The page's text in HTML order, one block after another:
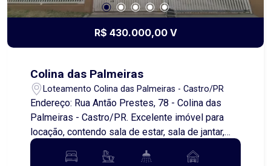
R$ 430.000,00 V
Colina das Palmeiras
Loteamento Colina das Palmeiras - Castro/PR
Endereço: Rua Antão Prestes, 78 - Colina das
Palmeiras - Castro/PR. Excelente imóvel para
locação, contendo sala de estar, sala de jantar,
cozinha, 2 quartos sendo uma suíte, banheiro
social, área de serviço, garagem para dois carros,